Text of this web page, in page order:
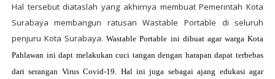
Hal tersebut diataslah yang akhirnya membuat Pemerintah Kota
Surabaya membangun ratusan Wastable Portable di seluruh
penjuru Kota Surabaya.Wastable Portable ini dibuat agar warga Kota
Pahlawan ini dapt melakukan cuci tangan dengan harapan dapat terbebas
dari serangan Virus Covid-19. Hal ini juga sebagai ajang edukasi agar